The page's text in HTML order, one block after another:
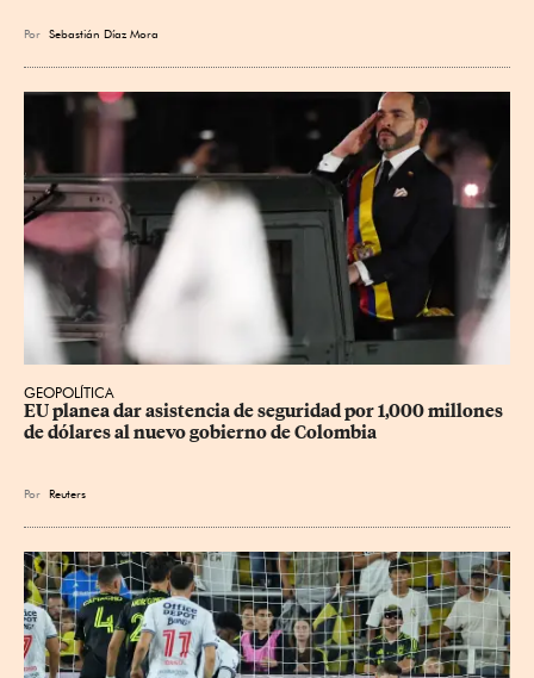
Por Sebastián Díaz Mora
GEOPOLÍTICA
EU planea dar asistencia de seguridad por 1,000 millones
de dólares al nuevo gobierno de Colombia
Por Reuters